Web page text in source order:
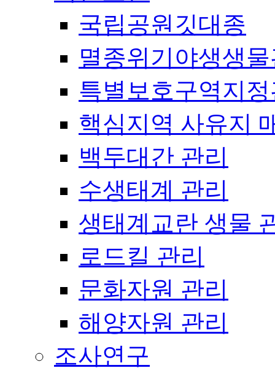
국립공원깃대종
멸종위기야생생
특별보호구역지
핵심지역 사유지
백두대간 관리
수생태계 관리
생태계교란 생물
로드킬 관리
문화자원 관리
해양자원 관리
조사연구